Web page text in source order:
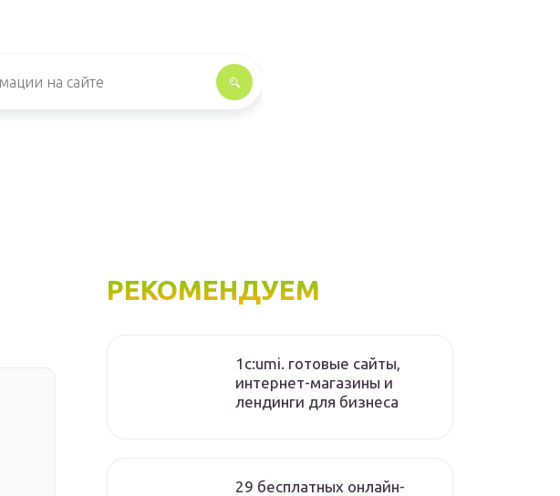
РЕКОМЕНДУЕМ
1с:umi. готовые сайты,
интернет-магазины и
лендинги для бизнеса
29 бесплатных онлайн-